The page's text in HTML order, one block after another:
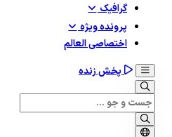
گرافيک
پرونده ویژه
اختصاصی العالم
پخش زنده